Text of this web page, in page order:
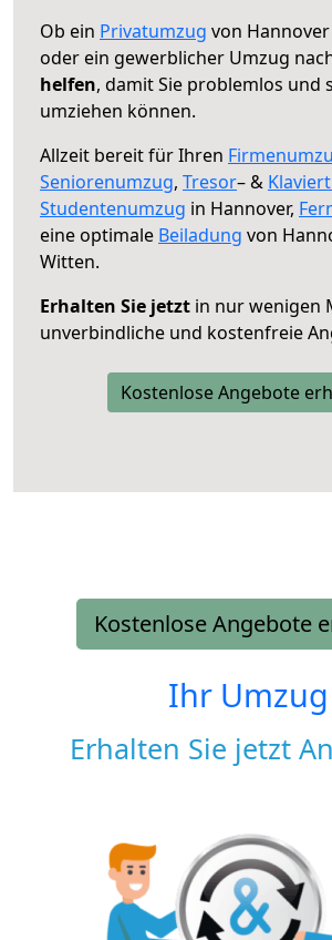
Ob ein Privatumzug von
oder ein gewerblicher Umzug
helfen, damit Sie problemlos und
umziehen können.
Allzeit bereit für Ihren
Seniorenumzug, Tresor– &
Studentenumzug in Hannover,
eine optimale Beiladung von
Witten.
Erhalten Sie jetzt in nur wenigen
unverbindliche und kostenfreie
Kostenlose Angebote
Kostenlose Angebote
Ihr Umzug
Erhalten Sie jetzt